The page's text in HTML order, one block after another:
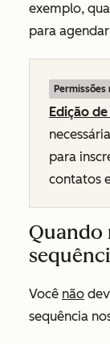
exemplo,
para
Permissões
Edição
para
contatos
Quando
Você não
sequência